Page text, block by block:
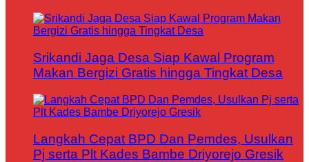
Srikandi Jaga Desa Siap Kawal Program
Makan Bergizi Gratis hingga Tingkat Desa
Langkah Cepat BPD Dan Pemdes, Usulkan
Pj serta Plt Kades Bambe Driyorejo Gresik